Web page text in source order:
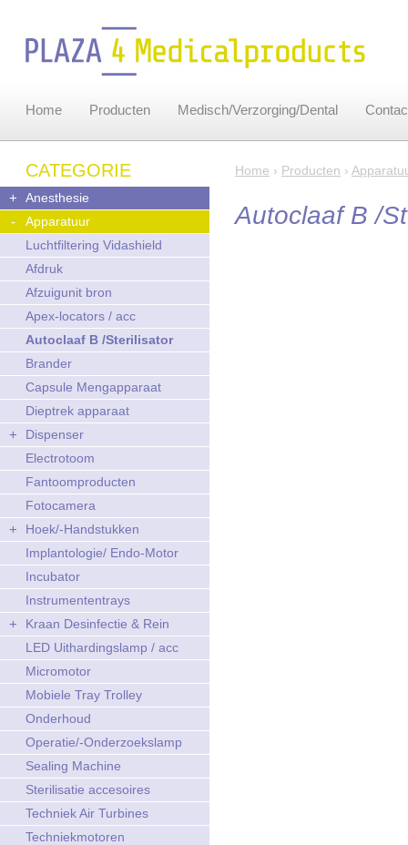
Home Producten Medisch/Verzorging/Dental
CATEGORIE
+ Anesthesie
-
Apparatuur
Luchtfiltering Vidashield
Afdruk
Afzuigunit bron
Apex-locators / acc
Autoclaaf B /Sterilisator
Brander
Capsule Mengapparaat
Dieptrek apparaat
+
Dispenser
Electrotoom
Fantoomproducten
Fotocamera
+
Hoek/-Handstukken
Implantologie/ Endo-Motor
Incubator
Instrumententrays
+
Kraan Desinfectie & Rein
LED Uithardingslamp / acc
Micromotor
Mobiele Tray Trolley
Onderhoud
Operatie/-Onderzoekslamp
Sealing Machine
Sterilisatie accesoires
Techniek Air Turbines
Techniekmotoren
Home › Producten ›
Autoclaaf B /